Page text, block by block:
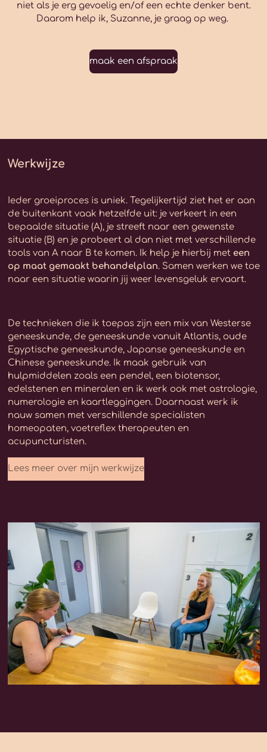
niet als je erg gevoelig en/of een echte denker bent.
Daarom help ik, Suzanne, je graag op weg.
maak een afspraak
Werkwijze
Ieder groeiproces is uniek. Tegelijkertijd ziet het er aan
de buitenkant vaak hetzelfde uit: je verkeert in een
bepaalde situatie (A), je streeft naar een gewenste
situatie (B) en je probeert al dan niet met verschillende
tools van A naar B te komen. Ik help je hierbij met een
op maat gemaakt behandelplan. Samen werken we toe
naar een situatie waarin jij weer levensgeluk ervaart.
De technieken die ik toepas zijn een mix van Westerse
geneeskunde, de geneeskunde vanuit Atlantis, oude
Egyptische geneeskunde, Japanse geneeskunde en
Chinese geneeskunde. Ik maak gebruik van
hulpmiddelen zoals een pendel, een biotensor,
edelstenen en mineralen en ik werk ook met astrologie,
numerologie en kaartleggingen. Daarnaast werk ik
nauw samen met verschillende specialisten
homeopaten, voetreflex therapeuten en
acupuncturisten.
Lees meer over mijn werkwijze